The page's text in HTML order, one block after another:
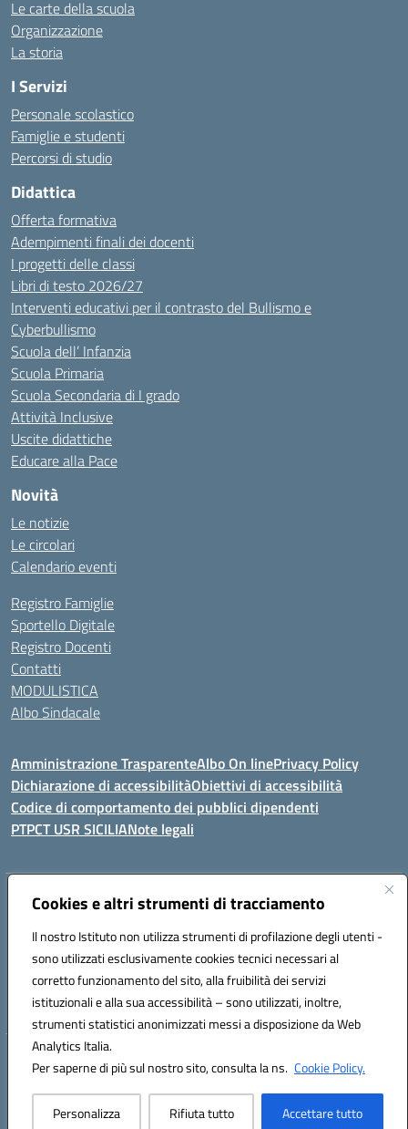
Cookies e altri strumenti di tracciamento
Il nostro Istituto non utilizza strumenti di profilazione degli utenti -
sono utilizzati esclusivamente cookies tecnici necessari al
corretto funzionamento del sito, alla fruibilità dei servizi
istituzionali e alla sua accessibilità – sono utilizzati, inoltre,
strumenti statistici anonimizzati messi a disposizione da Web
Analytics Italia.
Per saperne di più sul nostro sito, consulta la ns. Cookie Policy.
Personalizza Rifiuta tutto Accettare tutto
Le carte della scuola
Organizzazione
La storia
I Servizi
Personale scolastico
Famiglie e studenti
Percorsi di studio
Didattica
Offerta formativa
Adempimenti finali dei docenti
I progetti delle classi
Libri di testo 2026/27
Interventi educativi per il contrasto del Bullismo e
Cyberbullismo
Scuola dell’ Infanzia
Scuola Primaria
Scuola Secondaria di I grado
Attività Inclusive
Uscite didattiche
Educare alla Pace
Novità
Le notizie
Le circolari
Calendario eventi
Registro Famiglie
Sportello Digitale
Registro Docenti
Contatti
MODULISTICA
Albo Sindacale
Amministrazione TrasparenteAlbo On linePrivacy Policy
Dichiarazione di accessibilitàObiettivi di accessibilità
Codice di comportamento dei pubblici dipendenti
PTPCT USR SICILIANote legali
Indirizzo:Via Enrico Fermi, 4 - Cefalù
Posta elettronica certificata (PEC):PAIC8AJ008@pec.istruzione.it
Codice fiscale: 82000590826
Codice meccanografico: PAIC8AJ008
Hosting & Powered by 3D Solution S.r.l.
Concept & Design by Designers Italia